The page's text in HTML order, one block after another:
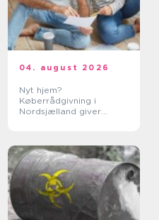
04. august 2026
Nyt hjem?
Køberrådgivning i
Nordsjælland giver